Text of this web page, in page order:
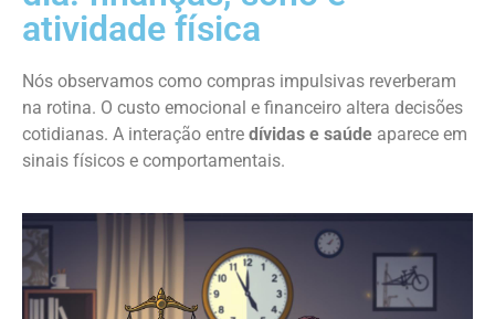
atividade física
Nós observamos como compras impulsivas reverberam
na rotina. O custo emocional e financeiro altera decisões
cotidianas. A interação entre dívidas e saúde aparece em
sinais físicos e comportamentais.